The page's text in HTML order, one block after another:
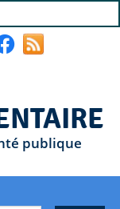
publique